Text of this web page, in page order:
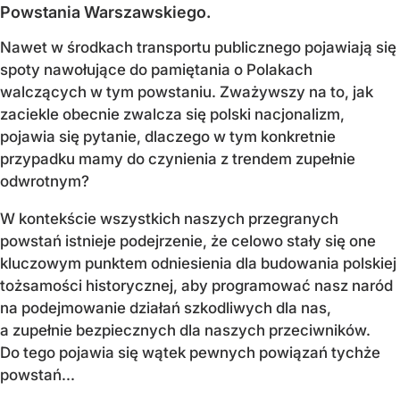
Powstania Warszawskiego.
Nawet w środkach transportu publicznego pojawiają się
spoty nawołujące do pamiętania o Polakach
walczących w tym powstaniu. Zważywszy na to, jak
zaciekle obecnie zwalcza się polski nacjonalizm,
pojawia się pytanie, dlaczego w tym konkretnie
przypadku mamy do czynienia z trendem zupełnie
odwrotnym?
W kontekście wszystkich naszych przegranych
powstań istnieje podejrzenie, że celowo stały się one
kluczowym punktem odniesienia dla budowania polskiej
tożsamości historycznej, aby programować nasz naród
na podejmowanie działań szkodliwych dla nas,
a zupełnie bezpiecznych dla naszych przeciwników.
Do tego pojawia się wątek pewnych powiązań tychże
powstań...